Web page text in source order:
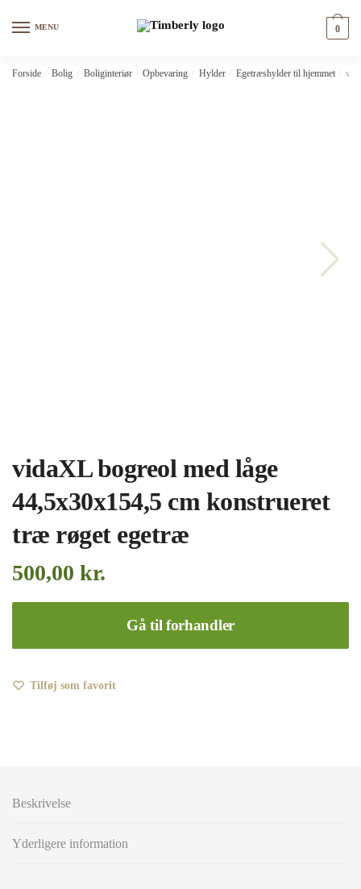
MENU 0
Forside Bolig Boliginteriør Opbevaring Hylder Egetræshylder til hjemmet
vidaXL bogreol med låge
44,5x30x154,5 cm konstrueret
træ røget egetræ
500,00 kr.
Gå til forhandler
Tilføj som favorit
Beskrivelse
Yderligere information